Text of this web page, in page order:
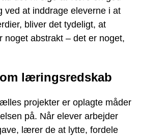
ved at inddrage eleverne i at
bliver det tydeligt, at
noget abstrakt – det er noget,
læringsredskab
projekter er oplagte måder
på. Når elever arbejder
lærer de at lytte, fordele